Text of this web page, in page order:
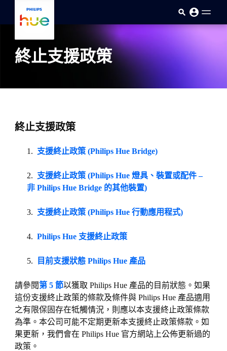
終止支援政策
終止支援政策
支援終止政策 (Philips Hue Bridge)
支援終止政策 (Philips Hue 燈具、裝置或配件 –
非 Philips Hue Bridge 的其他裝置)
支援終止政策 (Philips Hue 行動應用程式)
Philips Hue 支援終止政策
目前支援狀態 Philips Hue 產品
請參閱第 5 節以獲取 Philips Hue 產品的目前狀態。如果
這份支援終止政策的條款及條件與 Philips Hue 產品適用
之有限保固存在牴觸情況，則應以本支援終止政策條款
為準。本公司可能不定期更新本支援終止政策條款。如
果更新，我們會在 Philips Hue 官方網站上公佈更新過的
政策。